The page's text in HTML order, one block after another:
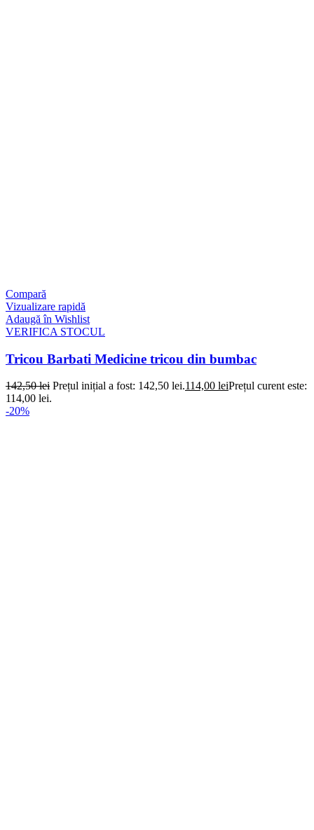
Compară
Vizualizare rapidă
Adaugă în Wishlist
VERIFICA STOCUL
Tricou Barbati Medicine tricou din bumbac
142,50lei Prețul inițial a fost: 142,50 lei.114,00 leiPrețul curent este:
114,00 lei.
-20%